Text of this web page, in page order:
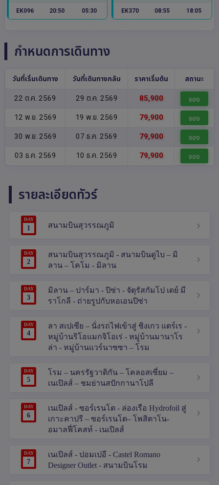
EK096 20:50 05:30 EK370 08:55 18:05
กำหนดการเดินทาง
วันที่เริ่มเดินทาง วันที่เดินทางกลับ ราคาเริ่มต้น สถานะ
22 ต.ค. 2569 29 ต.ค. 2569 85,900 จอง
12 พ.ย. 2569 19 พ.ย. 2569 79,900 จอง
30 พ.ย. 2569 07 ธ.ค. 2569 79,900 จอง
03 ธ.ค. 2569 10 ธ.ค. 2569 79,900 จอง
รายละเอียดทัวร์
DAY
1 สนามบินสุวรรณภูมิ
DAY
2
สนามบินสุวรรณภูมิ - สนามบินดูไบ – มิ
ลาน – โคโม - มิลาน
DAY
3
มิลาน – ปาร์มา - ปิซ่า - จัตุรัสกัมโป เดย์ มี
ราโกลี - ถ่ายรูปกับหอเอนปิซ่า
DAY
4
ลา สเปเซีย – นั่งรถไฟเข้าสู่ ชิงเกว แตร์เร -
หมู่บ้านริโอแมกจิโอเร่ - หมู่บ้านมานาโร
ล่า - หมู่บ้านแวร์นาซซา – โรม
DAY
5
โรม – นครรัฐวาติกัน – โคลอสเซี่ยม –
เนเปิลส์ – ชมย่านสปักกานาโปลี
DAY
6
เนเปิลส์ - ซอร์เรนโต - ล่องเรือ Hydrofoil สู่
เกาะคาปรี – ซอร์เรนโต– โพสิตาโน-
อมาลฟี่โคสท์ - เนเปิลส์
DAY
7
เนเปิลส์ - ปอมเปอี - Castel Romano
Designer Outlet - สนามบินโรม